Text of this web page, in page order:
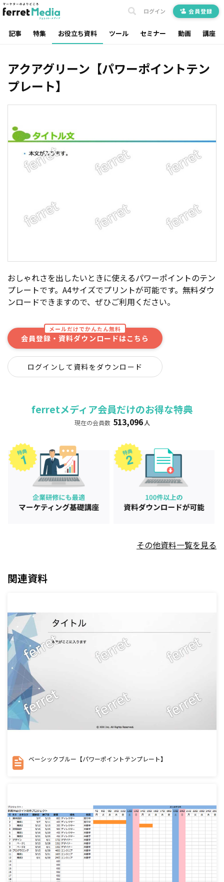
記事 特集 お役立ち資料 ツール セミナー 動画 講座
ログイン 会員登録
アクアグリーン【パワーポイントテン
プレート】
おしゃれさを出したいときに使えるパワーポイントのテン
プレートです。A4サイズでプリントが可能です。無料ダウ
ンロードできますので、ぜひご利用ください。
メールだけでかんたん無料
会員登録・資料ダウンロードはこちら
ログインして資料をダウンロード
ferretメディア会員だけのお得な特典
現在の会員数 513,096 人
その他資料一覧を見る
関連資料
ベーシックブルー【パワーポイントテンプレート】